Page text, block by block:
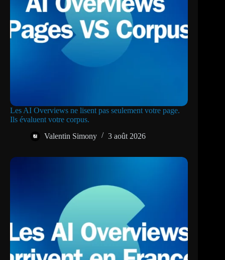
Les AI Overviews ne lisent pas seulement votre page.
Ils évaluent votre corpus.
Valentin Simony
3 août 2026